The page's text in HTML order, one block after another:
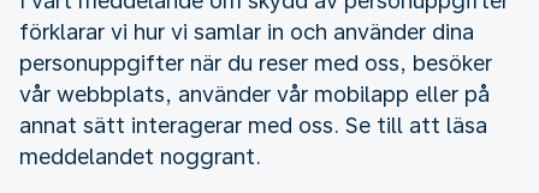
förklarar vi hur vi samlar in och använder dina
personuppgifter när du reser med oss, besöker
vår webbplats, använder vår mobilapp eller på
annat sätt interagerar med oss. Se till att läsa
meddelandet noggrant.